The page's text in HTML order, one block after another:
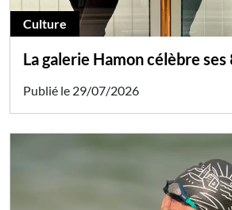
Culture
La galerie Hamon célèbre ses
Publié le 29/07/2026